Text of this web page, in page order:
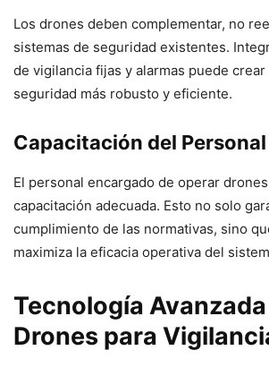
Los drones deben complementar, no
sistemas de seguridad existentes.
de vigilancia fijas y alarmas puede
seguridad más robusto y eficiente.
Capacitación del Personal
El personal encargado de operar
capacitación adecuada. Esto no solo
cumplimiento de las normativas, sino
maximiza la eficacia operativa del
Tecnología
Drones para